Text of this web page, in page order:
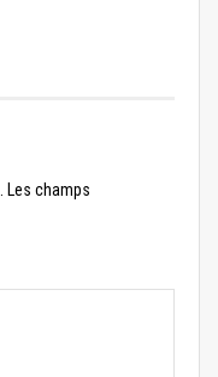
Les champs